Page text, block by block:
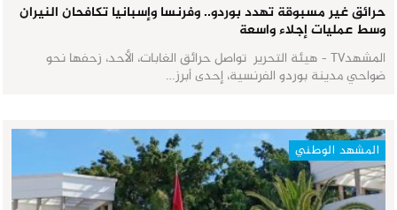
حرائق غير مسبوقة تهدد بوردو.. وفرنسا وإسبانيا تكافحان النيران
وسط عمليات إجلاء واسعة
المشهدTV - هيئة التحرير تواصل حرائق الغابات، الأحد، زحفها نحو
ضواحي مدينة بوردو الفرنسية، إحدى أبرز…
المشهد الوطني